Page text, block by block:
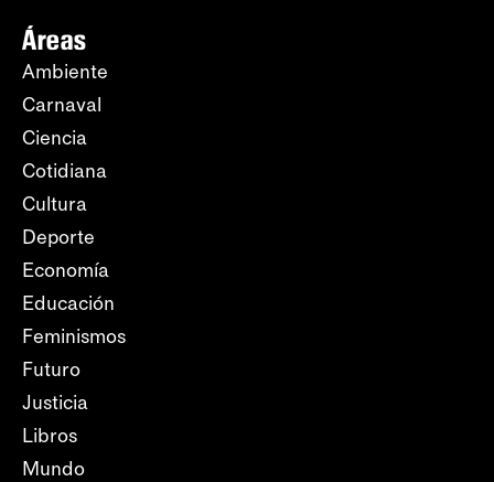
Áreas
Ambiente
Carnaval
Ciencia
Cotidiana
Cultura
Deporte
Economía
Educación
Feminismos
Futuro
Justicia
Libros
Mundo